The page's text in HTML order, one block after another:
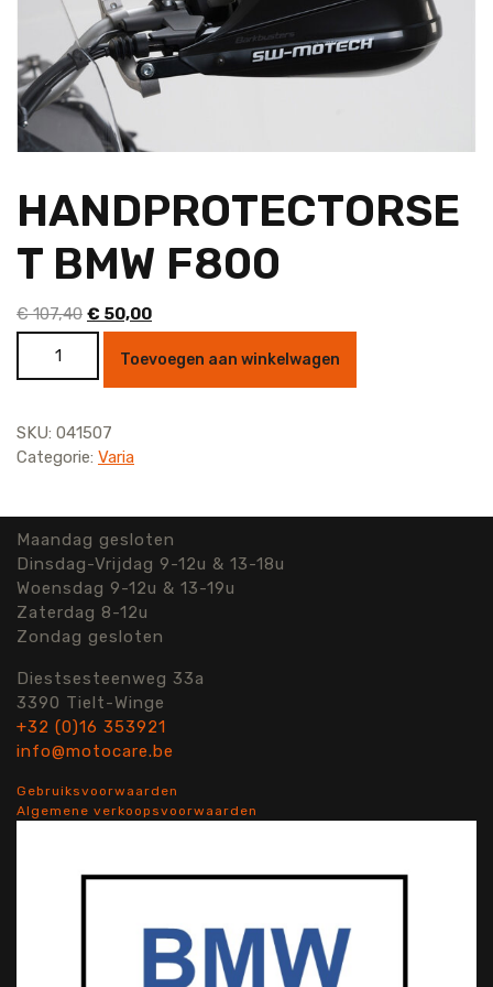
HANDPROTECTORSE
T BMW F800
€107,40 Oorspronkelijke
prijs
€ 107,40.
€ 50,00Huidige
prijs
is:
€ 50,00.
Toevoegen aan winkelwagen
SKU: 041507
Categorie: Varia
Maandag gesloten
Dinsdag-Vrijdag 9-12u & 13-18u
Woensdag 9-12u & 13-19u
Zaterdag 8-12u
Zondag gesloten
Diestsesteenweg 33a
3390 Tielt-Winge
+32 (0)16 353921
info@motocare.be
Gebruiksvoorwaarden
Algemene verkoopsvoorwaarden